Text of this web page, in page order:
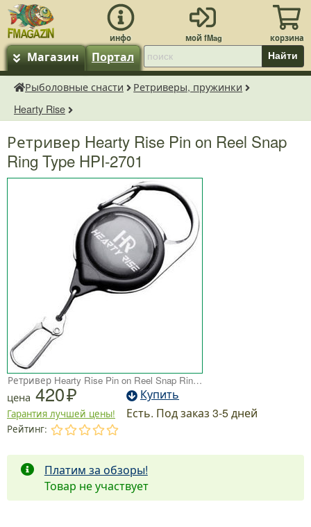
Магазин Портал Найти
fMagazin.ru
Рыболовные снасти
Ретриверы, пружинки
Hearty Rise
Ретривер Hearty Rise Pin on Reel Snap
Ring Type HPI-2701
Ретривер Hearty Rise Pin on Reel Snap Ring Type HPI-2701
цена 420
Гарантия лучшей цены!
Купить
Есть. Под заказ 3-5 дней
Рейтинг:
Платим за обзоры!
Товар не участвует